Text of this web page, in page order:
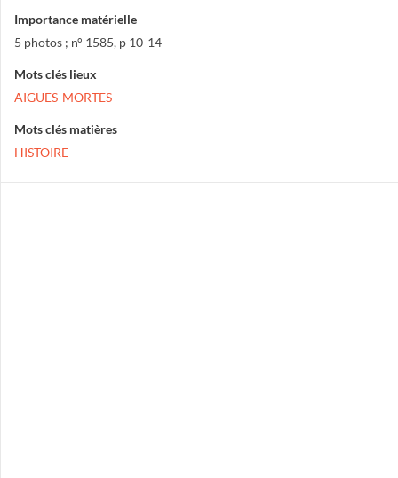
Importance matérielle
5 photos ; n° 1585, p 10-14
Mots clés lieux
AIGUES-MORTES
Mots clés matières
HISTOIRE